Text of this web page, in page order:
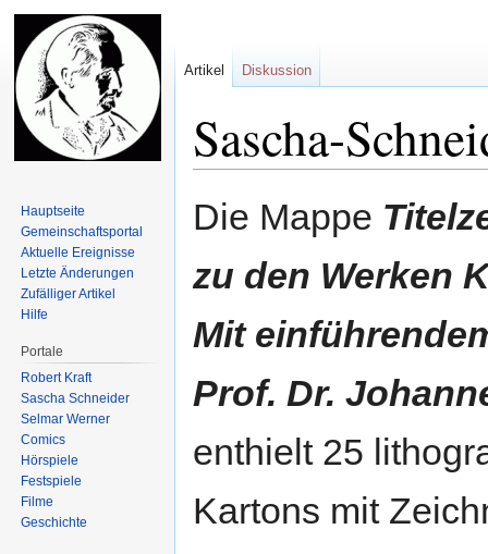
Sascha-
Navigation
Suche
Die Mappe
zu den Werken
Mit
Prof. Dr.
enthielt 25
Kartons mit
Artikel Diskussion
Hauptseite
Gemeinschafts­portal
Aktuelle Ereignisse
Letzte Änderungen
Zufälliger Artikel
Hilfe
Portale
Robert Kraft
Sascha Schneider
Selmar Werner
Comics
Hörspiele
Festspiele
Filme
Geschichte